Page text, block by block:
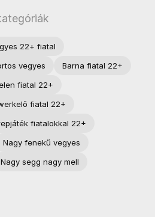
22+ fiatal
vegyes
Barna fiatal 22+
fiatal 22+
fiatal 22+
fiatalokkal 22+
Nagy fenekű vegyes
Nagy segg nagy mell